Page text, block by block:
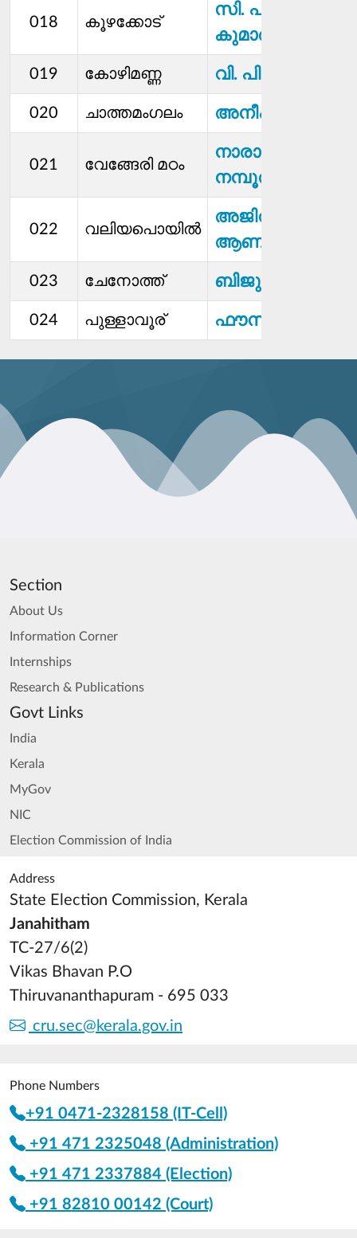
018 കൂഴക്കോട്
സി. പി. സന്തോഷ്
കുമാർ
019 കോഴിമണ്ണ വി. പി.
020 ചാത്തമംഗലം അനീഷ്
021 വേങ്ങേരി മഠം
നാരായണന്‍
നമ്പൂതിരി
022 വലിയപൊയിൽ
അജിത
ആണിയംവീട്ടിൽ
023 ചേനോത്ത് ബിജു
024 പുള്ളാവൂര് ഫൗസിയ
Section
About Us
Information Corner
Internships
Research & Publications
Govt Links
India
Kerala
MyGov
NIC
Election Commission of India
Address
State Election Commission, Kerala
Janahitham
TC-27/6(2)
Vikas Bhavan P.O
Thiruvananthapuram - 695 033
cru.sec@kerala.gov.in
Phone Numbers
+91 0471-2328158 (IT-Cell)
+91 471 2325048 (Administration)
+91 471 2337884 (Election)
+91 82810 00142 (Court)